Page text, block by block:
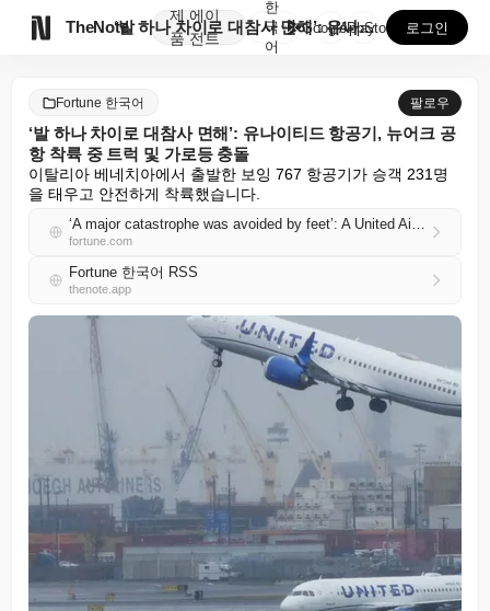
TheNote
제
품
에이
전트
‘발 하나 차이로 대참사 면해’: 유나이티드 항공기, ...
한
국
어
GooglePlay
AppStore 로그인
Fortune 한국어 팔로우
‘발 하나 차이로 대참사 면해’: 유나이티드 항공기, 뉴어크 공
항 착륙 중 트럭 및 가로등 충돌
이탈리아 베네치아에서 출발한 보잉 767 항공기가 승객 231명
을 태우고 안전하게 착륙했습니다.
‘A major catastrophe was avoided by feet’: A United Airlines plane hits a truck and light pole while landing at Newark airport
fortune.com
Fortune 한국어 RSS
thenote.app